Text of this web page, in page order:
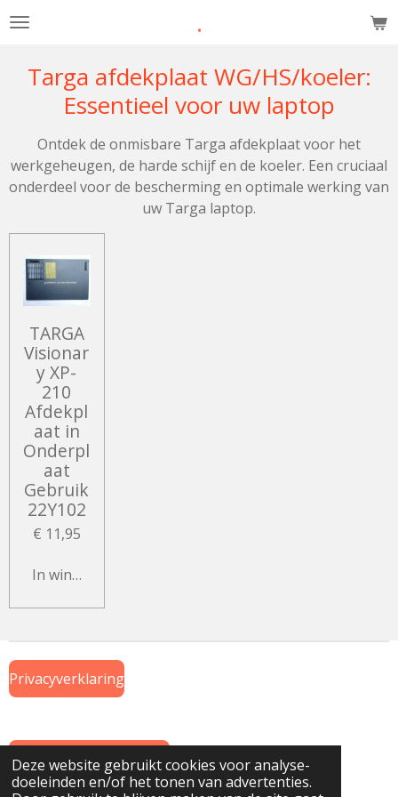
Deze website gebruikt cookies voor analyse-
doeleinden en/of het tonen van advertenties.
Ga
hoofdinhoud
.
Targa afdekplaat WG/HS/koeler:
Essentieel voor uw laptop
Ontdek de onmisbare Targa afdekplaat voor het
werkgeheugen, de harde schijf en de koeler. Een cruciaal
onderdeel voor de bescherming en optimale werking van
uw Targa laptop.
TARGA
Visionar
y XP-
210
Afdekpl
aat in
Onderpl
aat
Gebruik
22Y102
€ 11,95
In winkelwagen
Privacyverklaring
Algemene Voorwaarden
© 2019 Onderdeel vanwww.GTWiekens.nl